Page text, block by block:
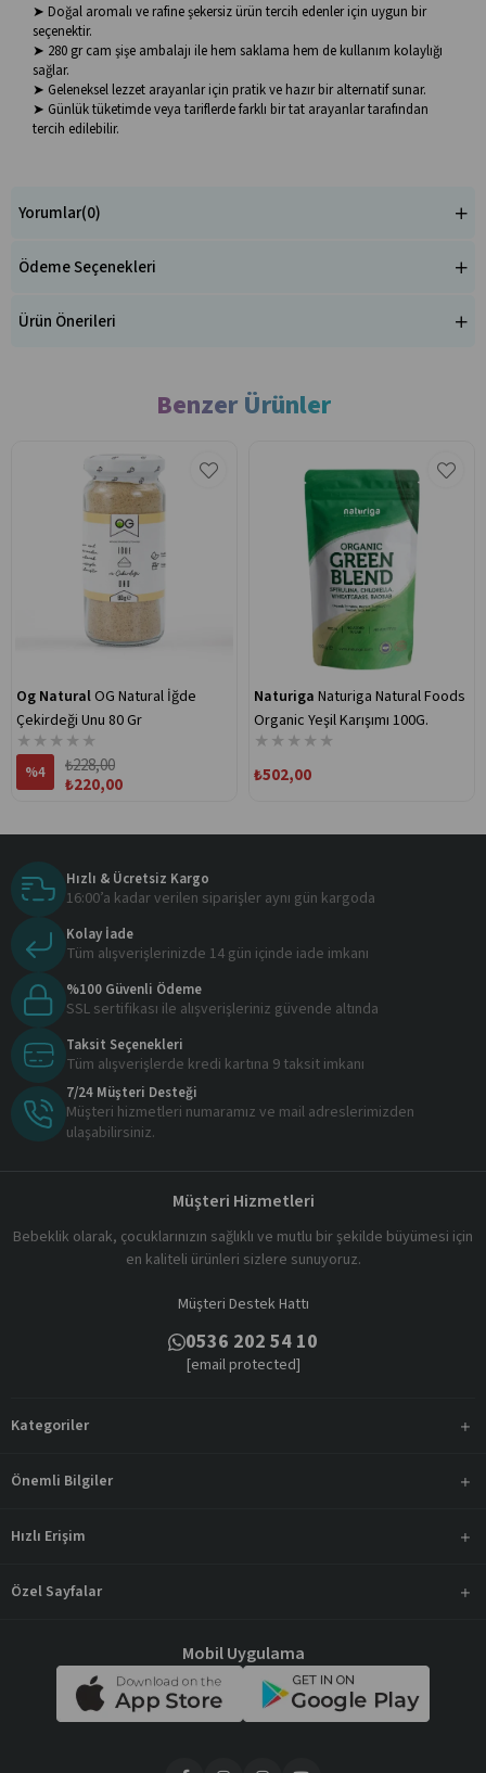
➤ Doğal aromalı ve rafine şekersiz ürün tercih edenler için uygun bir
seçenektir.
➤ 280 gr cam şişe ambalajı ile hem saklama hem de kullanım kolaylığı
sağlar.
➤ Geleneksel lezzet arayanlar için pratik ve hazır bir alternatif sunar.
➤ Günlük tüketimde veya tariflerde farklı bir tat arayanlar tarafından
tercih edilebilir.
Yorumlar(0)
Ödeme Seçenekleri
Ürün Önerileri
Benzer Ürünler
Og NaturalOG Natural İğde
Çekirdeği Unu 80 Gr
★ ★ ★ ★ ★
%4
₺220,00
₺228,00
Naturiga Naturiga Natural Foods
Organic Yeşil Karışımı 100G.
★ ★ ★ ★ ★
₺502,00
Hızlı & Ücretsiz Kargo
16:00’a kadar verilen siparişler aynı gün kargoda
Kolay İade
Tüm alışverişlerinizde 14 gün içinde iade imkanı
%100 Güvenli Ödeme
SSL sertifikası ile alışverişleriniz güvende altında
Taksit Seçenekleri
Tüm alışverişlerde kredi kartına 9 taksit imkanı
7/24 Müşteri Desteği
Müşteri hizmetleri numaramız ve mail adreslerimizden
ulaşabilirsiniz.
Müşteri Hizmetleri
Bebeklik olarak, çocuklarınızın sağlıklı ve mutlu bir şekilde büyümesi için
en kaliteli ürünleri sizlere sunuyoruz.
Müşteri Destek Hattı
0536 202 54 10
[email protected]
Kategoriler
Önemli Bilgiler
Hızlı Erişim
Özel Sayfalar
Mobil Uygulama